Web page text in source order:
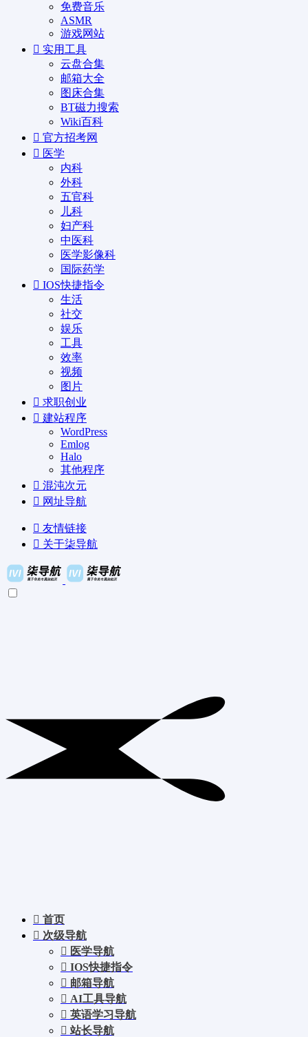
免费音乐
ASMR
游戏网站
实用工具
云盘合集
邮箱大全
图床合集
BT磁力搜索
Wiki百科
官方招考网
医学
内科
外科
五官科
儿科
妇产科
中医科
医学影像科
国际药学
IOS快捷指令
生活
社交
娱乐
工具
效率
视频
图片
求职创业
建站程序
WordPress
Emlog
Halo
其他程序
混沌次元
网址导航
友情链接
关于柒导航
首页
次级导航
医学导航
IOS快捷指令
邮箱导航
AI工具导航
英语学习导航
站长导航